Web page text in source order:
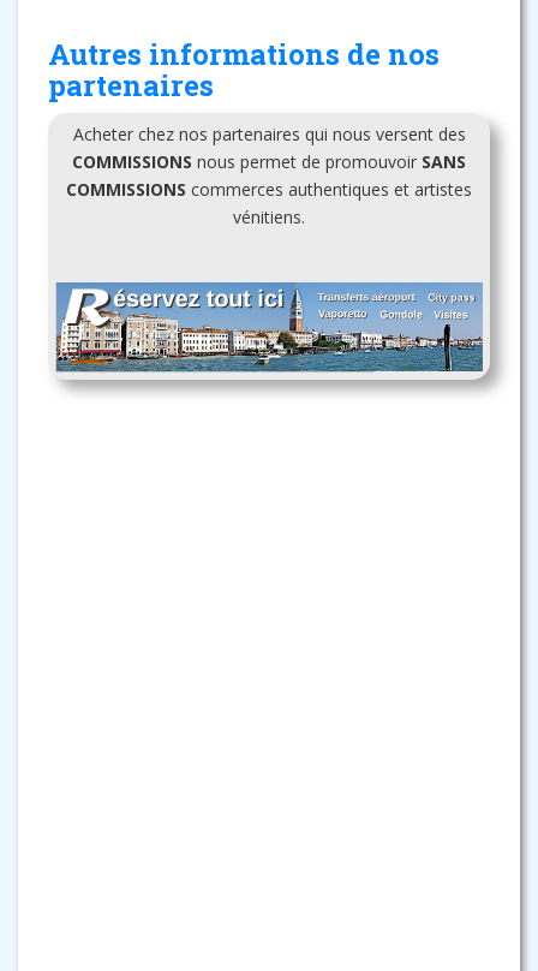
Autres informations de nos
partenaires
Acheter chez nos partenaires qui nous versent des
COMMISSIONS nous permet de promouvoir SANS
COMMISSIONS commerces authentiques et artistes
vénitiens.